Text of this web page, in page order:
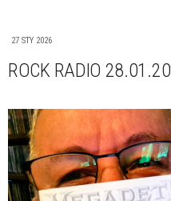
27 STY 2026
ROCK RADIO